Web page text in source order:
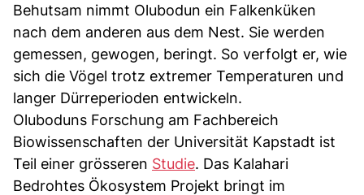
Behutsam nimmt Olubodun ein Falkenküken
nach dem anderen aus dem Nest. Sie werden
gemessen, gewogen, beringt. So verfolgt er, wie
sich die Vögel trotz extremer Temperaturen und
langer Dürreperioden entwickeln.
Oluboduns Forschung am Fachbereich
Biowissenschaften der Universität Kapstadt ist
Teil einer grösseren Studie. Das Kalahari
Bedrohtes Ökosystem Projekt bringt im